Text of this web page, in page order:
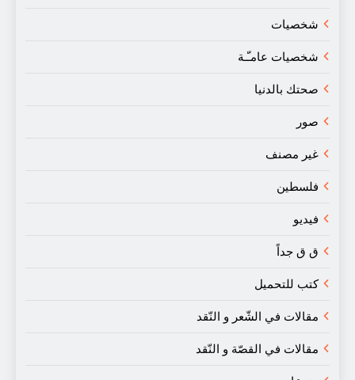
شخصيات
شخصيات عامـّـة
صحتك بالدنيا
صور
غير مصنف
فلسطين
فيديو
ق ق جداً
كتب للتحميل
مقالات في الشّعر و النّقد
مقالات في القصّة و النّقد